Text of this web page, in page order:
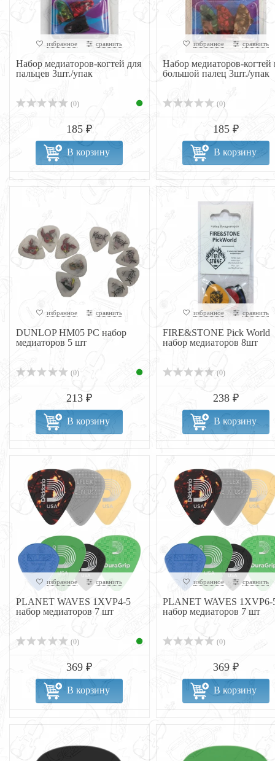
избранное сравнить
Набор медиаторов-когтей для
пальцев 3шт./упак
(0)
185 ₽
В корзину
избранное сравнить
Набор медиаторов-когтей
большой палец 3шт./упак
(0)
185 ₽
В корзину
избранное сравнить
DUNLOP HM05 PC набор
медиаторов 5 шт
(0)
213 ₽
В корзину
избранное сравнить
FIRE&STONE Pick World
набор медиаторов 8шт
(0)
238 ₽
В корзину
избранное сравнить
PLANET WAVES 1XVP4-5
набор медиаторов 7 шт
(0)
369 ₽
В корзину
избранное сравнить
PLANET WAVES 1XVP6-
набор медиаторов 7 шт
(0)
369 ₽
В корзину